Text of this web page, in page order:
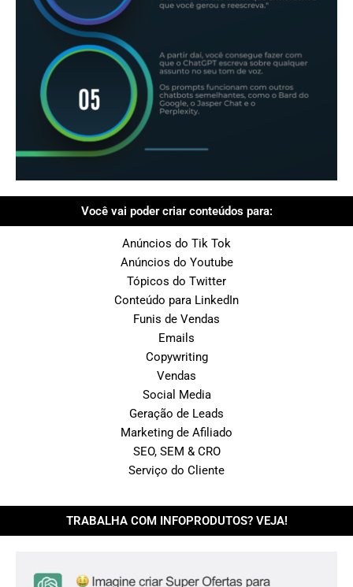
Você vai poder criar conteúdos para:
Anúncios do Tik Tok
Anúncios do Youtube
Tópicos do Twitter
Conteúdo para LinkedIn
Funis de Vendas
Emails
Copywriting
Vendas
Social Media
Geração de Leads
Marketing de Afiliado
SEO, SEM & CRO
Serviço do Cliente
TRABALHA COM INFOPRODUTOS? VEJA!